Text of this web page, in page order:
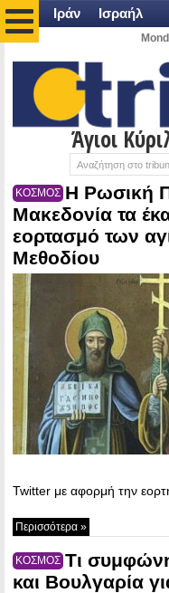
Ιράν Ισραήλ
Άγιοι
ΚΟΣΜΟΣ Η Ρωσική
Μακεδονία τα
εορτασμό των
Μεθοδίου
Twitter με αφορμή την
Περισσότερα »
ΚΟΣΜΟΣ Τι
και Βουλγαρία